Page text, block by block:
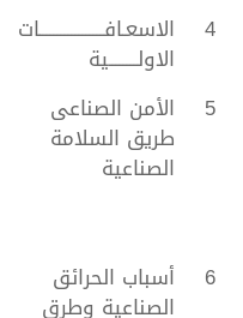
4 الاسعـافــــــــــــــــــات
الاولــــــــية
5 الأمن الصناعى
طريق السلامة
الصناعية
6 أسباب الحرائق
الصناعية وطرق